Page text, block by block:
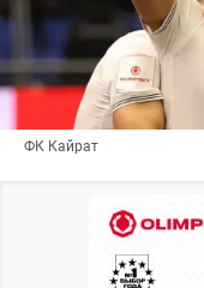
ФК Кайрат